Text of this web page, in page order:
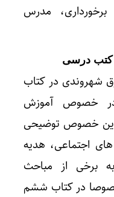
مدرس
کتب درسی
شهروندی در کتاب
خصوص آموزش
این خصوص توضیحی
اجتماعی، هدیه
برخی از مباحث
در کتاب ششم